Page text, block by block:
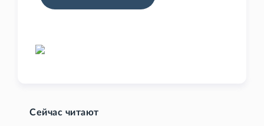
Сейчас читают